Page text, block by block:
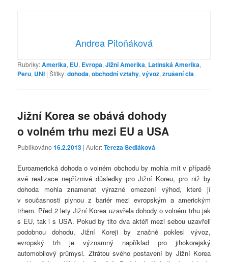
Andrea Pitoňáková
Rubriky:Amerika, EU, Evropa,Jižní Amerika, Latinská Amerika,
Peru, UNI |Štítky:dohoda,obchodní vztahy,vývoz,zrušení cla
Jižní Korea se obává dohody
o volném trhu mezi EU a USA
Publikováno16.2.2013 | Autor:Tereza Sedláková
Euroamerická dohoda o volném obchodu by mohla mít v případě
své realizace nepříznivé důsledky pro Jižní Koreu, pro niž by
dohoda mohla znamenat výrazné omezení výhod, které jí
v současnosti plynou z bariér mezi evropským a americkým
trhem. Před 2 lety Jižní Korea uzavřela dohody o volném trhu jak
s EU, tak i s USA. Pokud by tito dva aktéři mezi sebou uzavřeli
podobnou dohodu, Jižní Koreji by značně poklesl vývoz,
evropský trh je významný například pro jihokorejský
automobilový průmysl. Ztrátou svého postavení by Jižní Korea